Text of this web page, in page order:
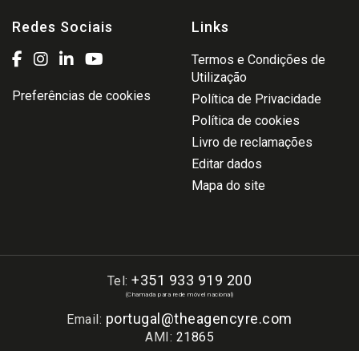
Redes Sociais
Preferências de cookies
Links
Termos e Condições de
Utilização
Política de Privacidade
Política de cookies
Livro de reclamações
Editar dados
Mapa do site
Tel:+351 933 919 200
(Chamada para rede móvel nacional)
Email: portugal@theagencyre.com
AMI: 21865